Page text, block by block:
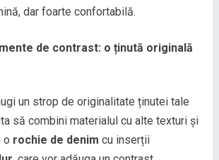
dar foarte confortabilă.
de contrast: o ținută originală
un strop de originalitate ținutei tale
să combini materialul cu alte texturi și
o rochie de denim cu inserții